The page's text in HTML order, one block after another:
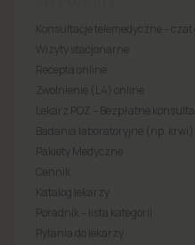
Konsultacje telemedyczne –
Wizyty stacjonarne
Recepta online
Zwolnienie (L4) online
Lekarz POZ – Bezpłatne
Badania laboratoryjne (np. krwi)
Pakiety Medyczne
Cennik
Katalog lekarzy
Poradnik – lista kategorii
Pytania do lekarzy